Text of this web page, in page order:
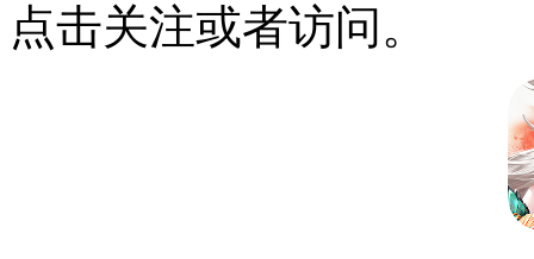
点击关注或者访问。